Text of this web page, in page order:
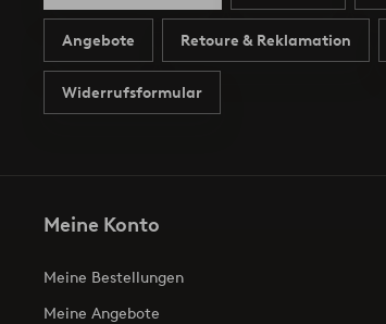
Angebote Retoure & Reklamation
Widerrufsformular
Meine Konto
Meine Bestellungen
Meine Angebote